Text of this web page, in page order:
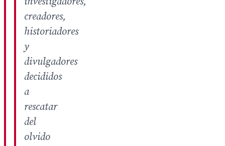
creadores,
historiadores
y
divulgadores
decididos
a
rescatar
del
olvido